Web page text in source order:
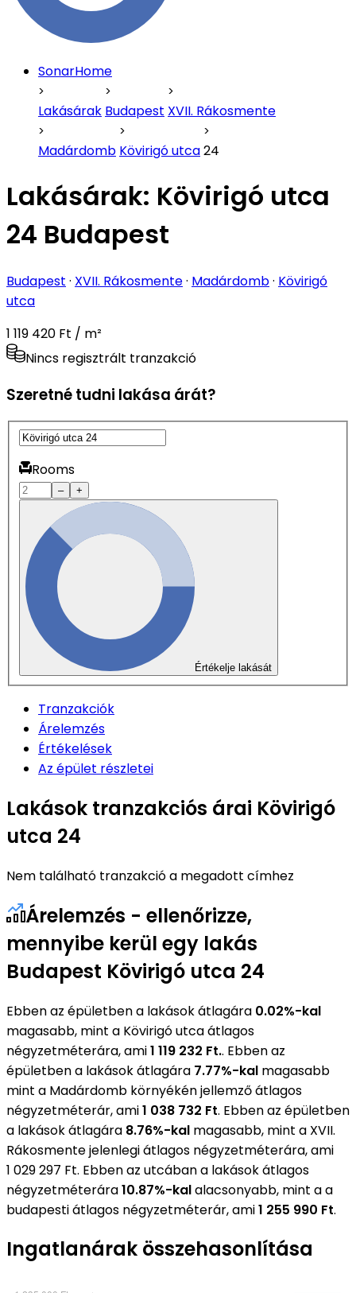
SonarHome
Lakásárak Budapest XVII. Rákosmente
Madárdomb Kövirigó utca24
Lakásárak: Kövirigó utca
24 Budapest
Budapest · XVII. Rákosmente· Madárdomb· Kövirigó
utca
1 119 420 Ft / m²
Nincs regisztrált tranzakció
Szeretné tudni lakása árát?
Rooms
– +
Értékelje lakását
Tranzakciók
Árelemzés
Értékelések
Az épület részletei
Lakások tranzakciós árai Kövirigó
utca 24
Nem található tranzakció a megadott címhez
Árelemzés - ellenőrizze,
mennyibe kerül egy lakás
Budapest Kövirigó utca 24
Ebben az épületben a lakások átlagára 0.02%-kal
magasabb, mint a Kövirigó utca átlagos
négyzetméterára, ami1 119 232 Ft.. Ebben az
épületben a lakások átlagára 7.77%-kal magasabb
mint a Madárdomb környékén jellemző átlagos
négyzetméterár, ami1 038 732 Ft. Ebben az épületben
a lakások átlagára 8.76%-kal magasabb, mint a XVII.
Rákosmente jelenlegi átlagos négyzetméterára, ami
1 029 297 Ft. Ebben az utcában a lakások átlagos
négyzetméterára10.87%-kalalacsonyabb, mint a a
budapesti átlagos négyzetméterár, ami1 255 990 Ft.
Ingatlanárak összehasonlítása